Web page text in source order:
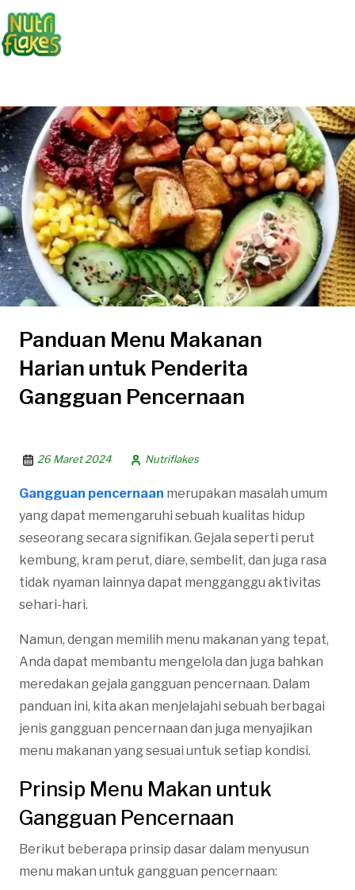
Panduan Menu Makanan
Harian untuk Penderita
Gangguan Pencernaan
26 Maret 2024 Nutriflakes
Gangguan pencernaan merupakan masalah umum
yang dapat memengaruhi sebuah kualitas hidup
seseorang secara signifikan. Gejala seperti perut
kembung, kram perut, diare, sembelit, dan juga rasa
tidak nyaman lainnya dapat mengganggu aktivitas
sehari-hari.
Namun, dengan memilih menu makanan yang tepat,
Anda dapat membantu mengelola dan juga bahkan
meredakan gejala gangguan pencernaan. Dalam
panduan ini, kita akan menjelajahi sebuah berbagai
jenis gangguan pencernaan dan juga menyajikan
menu makanan yang sesuai untuk setiap kondisi.
Prinsip Menu Makan untuk
Gangguan Pencernaan
Berikut beberapa prinsip dasar dalam menyusun
menu makan untuk gangguan pencernaan: